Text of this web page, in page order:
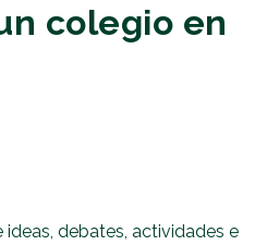
colegio en
debates, actividades e